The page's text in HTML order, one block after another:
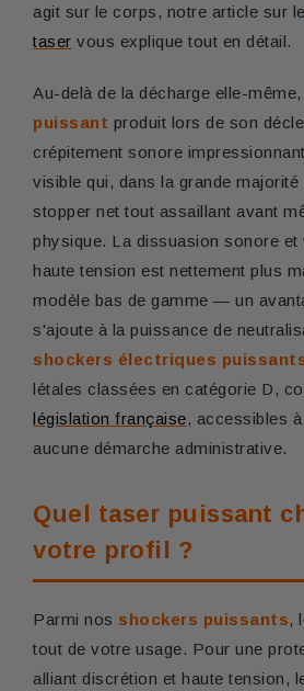
agit sur le corps, notre article sur le
taser vous explique tout en détail.
Au-delà de la décharge elle-même,
puissant produit lors de son
crépitement sonore
visible qui, dans la grande
stopper net tout assaillant avant
physique. La dissuasion sonore et
haute tension est nettement plus
modèle bas de gamme — un
s'ajoute à la puissance de
shockers électriques
létales classées en catégorie D,
législation française, accessibles
aucune démarche administrative.
Quel taser puissant
votre profil ?
Parmi nos shockers puissants,
tout de votre usage. Pour une
alliant discrétion et haute tension,